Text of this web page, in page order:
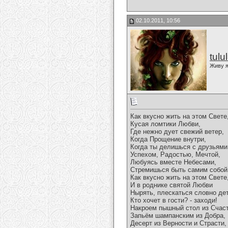
02.10.2011, 10:56
Живу
Как вкусно жить на этом Свете,
Кусая ломтики Любви,
Где нежно дует свежий ветер,
Когда Прощение внутри,
Когда ты делишься с друзьями
Успехом, Радостью, Мечтой,
Любуясь вместе Небесами,
Стремишься быть самим
Как вкусно жить на этом Свете,
И в роднике святой Любви
Нырять, плескаться словно
Кто хочет в гости? - заходи!
Накроем пышный стол из
Запьём шампанским из Добра,
Десерт из Верности и Страсти,